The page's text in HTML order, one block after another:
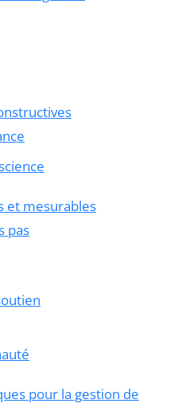
et mesurables
pas
pour la gestion de